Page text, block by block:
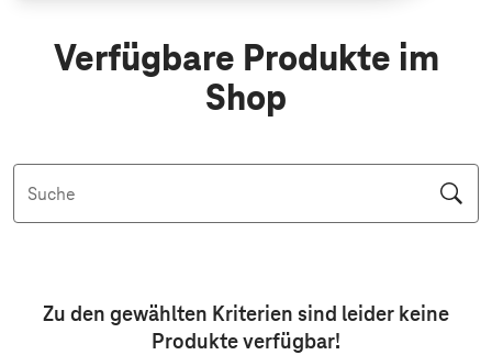
Verfügbare Produkte im
Shop
Suche
Zu den gewählten Kriterien sind leider keine
Produkteverfügbar!